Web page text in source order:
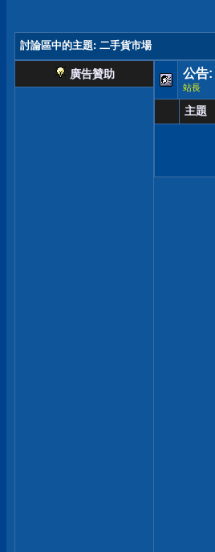
討論區中的主題: 二手貨市場
廣告贊助 公告:
站長
主題